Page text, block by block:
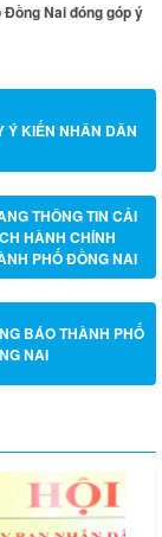
Nai đóng góp ý
Ý KIẾN NHÂN DÂN
THÔNG TIN CẢI
HÀNH CHÍNH
PHỐ ĐỒNG NAI
BÁO THÀNH PHỐ
NAI